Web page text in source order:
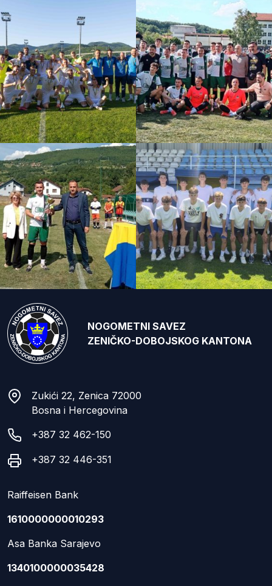
NOGOMETNI SAVEZ
ZENIČKO-DOBOJSKOG KANTONA
Zukići 22, Zenica 72000
Bosna i Hercegovina
+387 32 462-150
+387 32 446-351
Raiffeisen Bank
1610000000010293
Asa Banka Sarajevo
1340100000035428